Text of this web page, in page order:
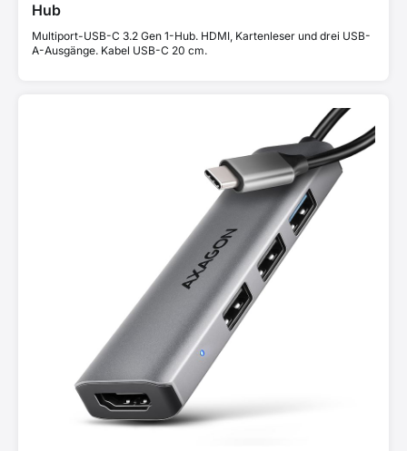
Hub
Multiport-USB-C 3.2 Gen 1-Hub. HDMI, Kartenleser und drei USB-
A-Ausgänge. Kabel USB-C 20 cm.